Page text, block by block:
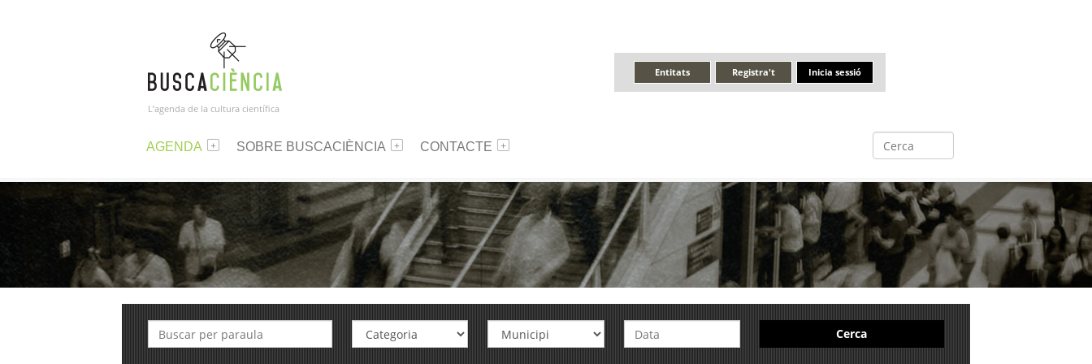
L’agenda de la cultura científica
Inicia sessió
Registra't
Entitats
AGENDA SOBRE BUSCACIÈNCIA CONTACTE
Cerca